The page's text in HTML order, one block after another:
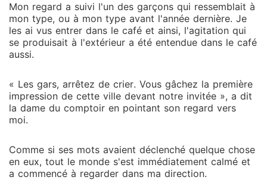
Mon regard a suivi l'un des garçons qui ressemblait à
mon type, ou à mon type avant l'année dernière. Je
les ai vus entrer dans le café et ainsi, l'agitation qui
se produisait à l'extérieur a été entendue dans le café
aussi.
« Les gars, arrêtez de crier. Vous gâchez la première
impression de cette ville devant notre invitée », a dit
la dame du comptoir en pointant son regard vers
moi.
Comme si ses mots avaient déclenché quelque chose
en eux, tout le monde s'est immédiatement calmé et
a commencé à regarder dans ma direction.